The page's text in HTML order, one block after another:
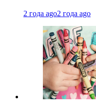
2 года ago2 года ago